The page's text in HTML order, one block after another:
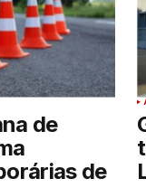
de
de